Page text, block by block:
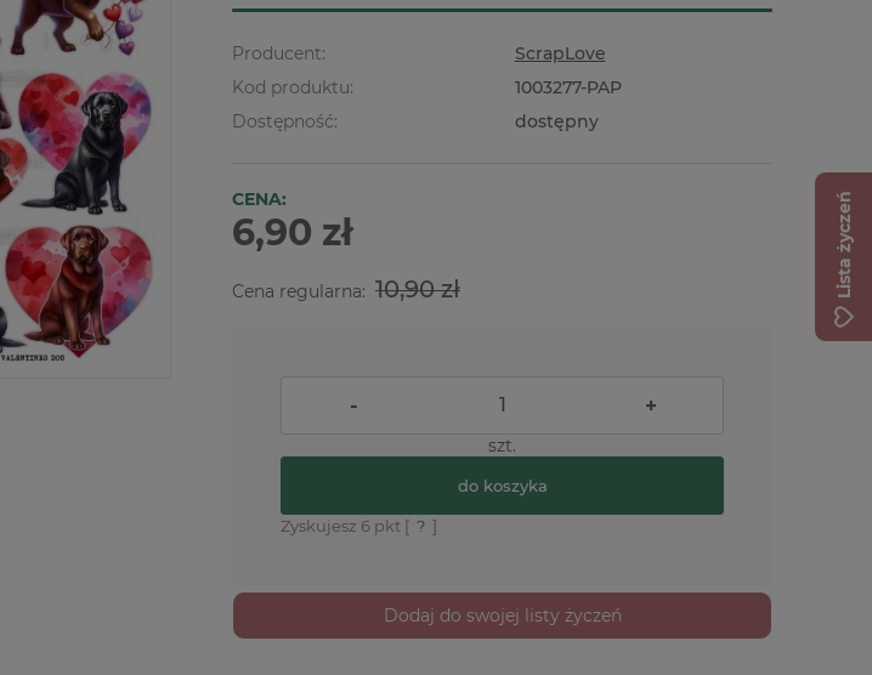
Producent:
ScrapLove
Kod produktu:
1003277-PAP
Dostępność:
dostępny
CENA:
6,90 zł
Cena regularna: 10,90 zł
- +
szt.
do koszyka
Zyskujesz 6 pkt [ ? ]
Dodaj do swojej listy życzeń
Lista życzeń